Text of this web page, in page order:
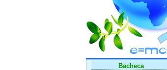
Bacheca